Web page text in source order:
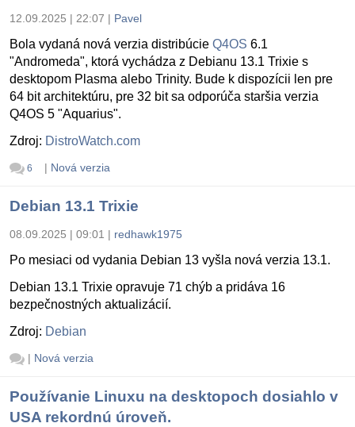
12.09.2025 | 22:07 | Pavel
Bola vydaná nová verzia distribúcie Q4OS 6.1
"Andromeda", ktorá vychádza z Debianu 13.1 Trixie s
desktopom Plasma alebo Trinity. Bude k dispozícii len pre
64 bit architektúru, pre 32 bit sa odporúča staršia verzia
Q4OS 5 "Aquarius".
Zdroj: DistroWatch.com
6 | Nová verzia
Debian 13.1 Trixie
08.09.2025 | 09:01 | redhawk1975
Po mesiaci od vydania Debian 13 vyšla nová verzia 13.1.
Debian 13.1 Trixie opravuje 71 chýb a pridáva 16
bezpečnostných aktualizácií.
Zdroj: Debian
| Nová verzia
Používanie Linuxu na desktopoch dosiahlo v
USA rekordnú úroveň.